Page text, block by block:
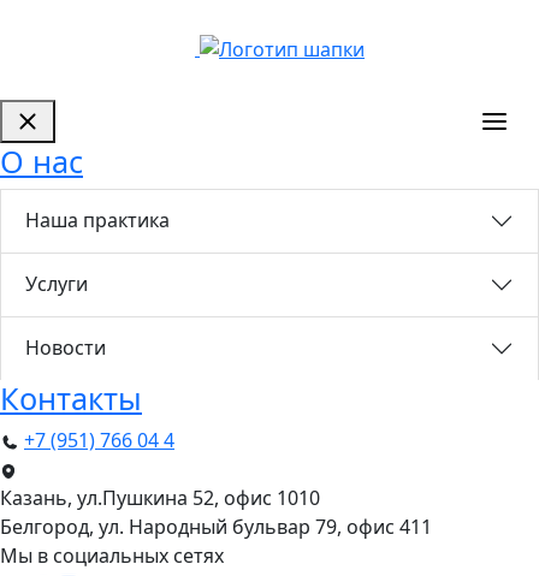
О нас
Наша практика
Услуги
Новости
Контакты
+7 (951) 766 04 4
Казань, ул.Пушкина 52, офис 1010
Белгород, ул. Народный бульвар 79, офис 411
Мы в социальных сетях